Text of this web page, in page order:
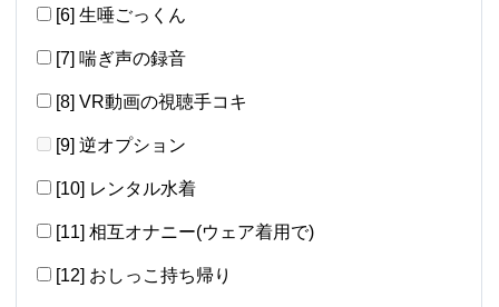
[6] 生唾ごっくん
[7] 喘ぎ声の録音
[8] VR動画の視聴手コキ
[9] 逆オプション
[10] レンタル水着
[11] 相互オナニー(ウェア着用で)
[12] おしっこ持ち帰り